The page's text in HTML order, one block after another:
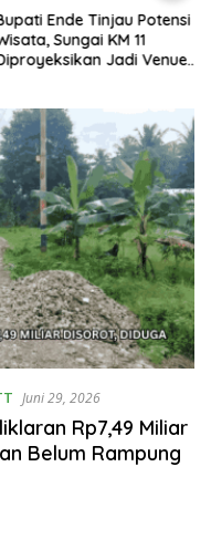
Ende Tinjau Potensi
Sungai KM 11
Jadi Venue
Juni 29, 2026
Rp7,49 Miliar
Belum Rampung